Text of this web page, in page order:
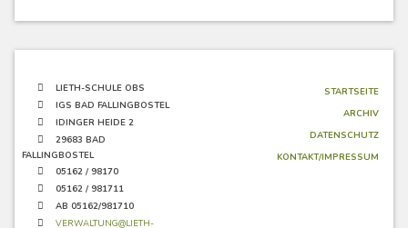
LIETH-SCHULE OBS
IGS BAD FALLINGBOSTEL
IDINGER HEIDE 2
29683 BAD
FALLINGBOSTEL
05162 / 98170
05162 / 981711
AB 05162/981710
VERWALTUNG@LIETH-
STARTSEITE
ARCHIV
DATENSCHUTZ
KONTAKT/IMPRESSUM